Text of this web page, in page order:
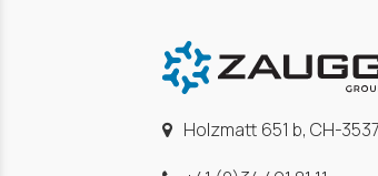
Holzmatt 651 b, CH-